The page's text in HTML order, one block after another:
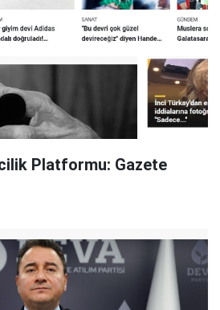
Platformu: Gazete